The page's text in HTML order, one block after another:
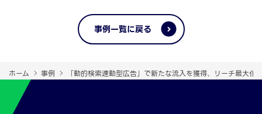
事例一覧に戻る
ホーム 事例 「動的検索連動型広告」で新たな流入を獲得、リーチ最大化